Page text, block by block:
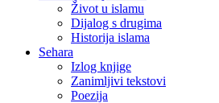
Život u islamu
Dijalog s drugima
Historija islama
Sehara
Izlog knjige
Zanimljivi tekstovi
Poezija